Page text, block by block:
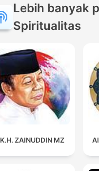
Lebih banyak
Spiritualitas
K.H. ZAINUDDIN MZ